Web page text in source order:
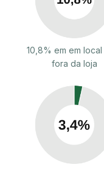
10,8% em em
fora da loja